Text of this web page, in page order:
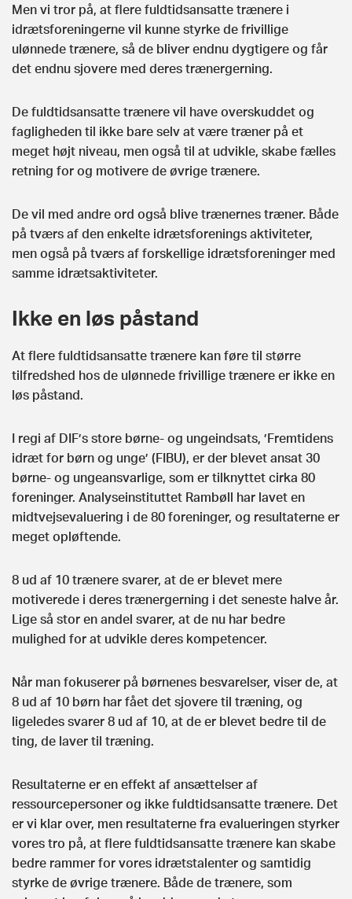
Men vi tror på, at flere fuldtidsansatte trænere i
idrætsforeningerne vil kunne styrke de frivillige
ulønnede trænere, så de bliver endnu dygtigere og får
det endnu sjovere med deres trænergerning.
De fuldtidsansatte trænere vil have overskuddet og
fagligheden til ikke bare selv at være træner på et
meget højt niveau, men også til at udvikle, skabe fælles
retning for og motivere de øvrige trænere.
De vil med andre ord også blive trænernes træner. Både
på tværs af den enkelte idrætsforenings aktiviteter,
men også på tværs af forskellige idrætsforeninger med
samme idrætsaktiviteter.
Ikke en løs påstand
At flere fuldtidsansatte trænere kan føre til større
tilfredshed hos de ulønnede frivillige trænere er ikke en
løs påstand.
I regi af DIF’s store børne- og ungeindsats, ’Fremtidens
idræt for børn og unge’ (FIBU), er der blevet ansat 30
børne- og ungeansvarlige, som er tilknyttet cirka 80
foreninger. Analyseinstituttet Rambøll har lavet en
midtvejsevaluering i de 80 foreninger, og resultaterne er
meget opløftende.
8 ud af 10 trænere svarer, at de er blevet mere
motiverede i deres trænergerning i det seneste halve år.
Lige så stor en andel svarer, at de nu har bedre
mulighed for at udvikle deres kompetencer.
Når man fokuserer på børnenes besvarelser, viser de, at
8 ud af 10 børn har fået det sjovere til træning, og
ligeledes svarer 8 ud af 10, at de er blevet bedre til de
ting, de laver til træning.
Resultaterne er en effekt af ansættelser af
ressourcepersoner og ikke fuldtidsansatte trænere. Det
er vi klar over, men resultaterne fra evalueringen styrker
vores tro på, at flere fuldtidsansatte trænere kan skabe
bedre rammer for vores idrætstalenter og samtidig
styrke de øvrige trænere. Både de trænere, som